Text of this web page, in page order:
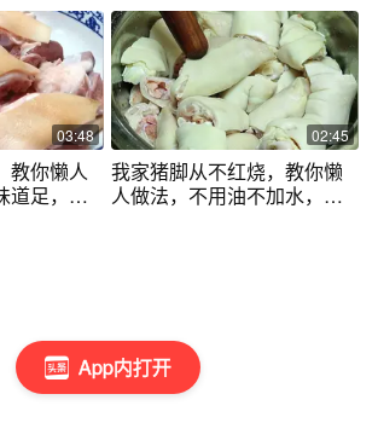
App内打开
03:48
教你懒人
道足，一
02:45
我家猪脚从不红烧，教你懒
人做法，不用油不加水，软